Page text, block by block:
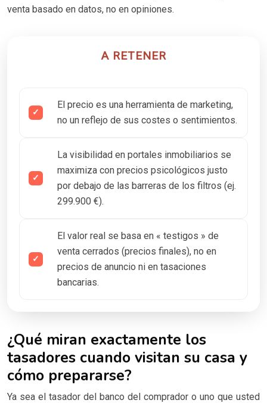
venta basado en datos, no en opiniones.
A RETENER
El precio es una herramienta de marketing,
no un reflejo de sus costes o sentimientos.
La visibilidad en portales inmobiliarios se
maximiza con precios psicológicos justo
por debajo de las barreras de los filtros (ej.
299.900 €).
El valor real se basa en « testigos » de
venta cerrados (precios finales), no en
precios de anuncio ni en tasaciones
bancarias.
¿Qué miran exactamente los
tasadores cuando visitan su casa y
cómo prepararse?
Ya sea el tasador del banco del comprador o uno que usted